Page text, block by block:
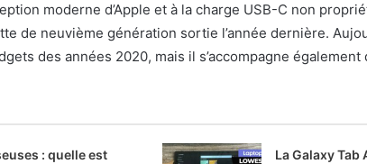
moderne d’Apple et à la charge USB-C non
de neuvième génération sortie l’année dernière.
des années 2020, mais il s’accompagne
: quelle est
La Galaxy Tab